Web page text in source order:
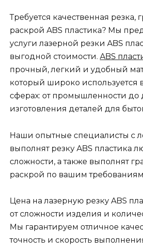
Требуется качественная резка,
раскрой ABS пластика? Мы
услуги лазерной резки ABS
выгодной стоимости. ABS
прочный, легкий и удобный
который широко используется
сферах: от промышленности до
изготовления деталей для
Наши опытные специалисты с
выполнят резку ABS пластика
сложности, а также выполнят
раскрой по вашим
Цена на лазерную резку ABS
от сложности изделия и
Мы гарантируем отличное
точность и скорость